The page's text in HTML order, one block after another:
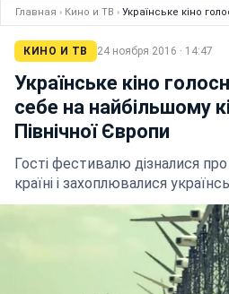
Главная › Кино и ТВ › Українське кіно
КИНО И ТВ 24 ноября 2016 · 14:47
Українське кіно
себе на найбільшому
Північної Європи
Гості фестивалю дізналися про
країні і захоплювалися